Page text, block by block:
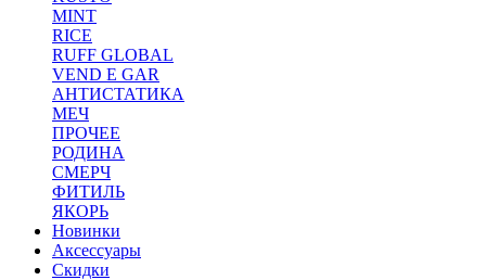
MINT
RICE
RUFF GLOBAL
VEND E GAR
АНТИСТАТИКА
МЕЧ
ПРОЧЕЕ
РОДИНА
СМЕРЧ
ФИТИЛЬ
ЯКОРЬ
Новинки
Аксессуары
Скидки